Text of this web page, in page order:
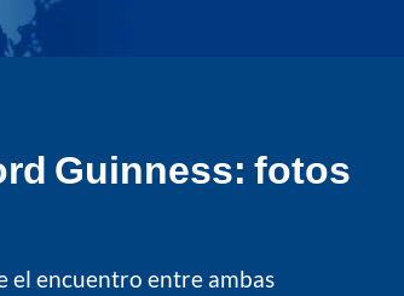
Guinness: fotos
el encuentro entre ambas